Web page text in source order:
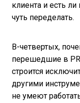
клиента и есть
чуть переделать.
В-четвертых,
перешедшие в
строится
другими
не умеют